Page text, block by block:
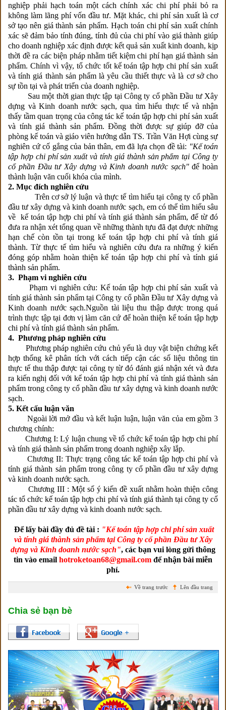
nghiệp phải hạch toán một cách chính xác chi phí phải bỏ ra
không làm lãng phí vốn đầu tư. Mặt khác, chi phí sản xuất là cơ
sở tạo nên giá thành sản phẩm. Hạch toán chi phí sản xuất chính
xác sẽ đảm bảo tính đúng, tính đủ của chi phí vào giá thành giúp
cho doanh nghiệp xác định được kết quả sản xuất kinh doanh, kịp
thời đề ra các biện pháp nhằm tiết kiệm chi phí hạn giá thành sản
phẩm. Chính vì vậy, tổ chức tốt kế toán tập hợp chi phí sản xuất
và tính giá thành sản phẩm là yêu cầu thiết thực và là cơ sở cho
sự tồn tại và phát triển của doanh nghiệp.
Sau một thời gian thực tập tại Công ty cổ phần Đầu tư Xây
dựng và Kinh doanh nước sạch, qua tìm hiểu thực tế và nhận
thấy tầm quan trọng của công tác kế toán tập hợp chi phí sản xuất
và tính giá thành sản phẩm. Đồng thời được sự giúp đỡ của
phòng kế toán và giáo viên hướng dẫn TS. Trần Văn Hợi cùng sự
nghiên cứ cố gắng của bản thân, em đã lựa chọn đề tài: "Kế toán
tập hợp chi phí sản xuất và tính giá thành sản phẩm tại Công ty
cổ phần Đầu tư Xây dựng và Kinh doanh nước sạch"để hoàn
thành luận văn cuối khóa của mình.
2. Mục đích nghiên cứu
Trên cơ sở lý luận và thực tế tìm hiểu tại công ty cổ phần
đầu tư xây dựng và kinh doanh nước sạch, em có thể tìm hiểu sâu
về kế toán tập hợp chi phí và tính giá thành sản phẩm, để từ đó
đưa ra nhận xét tổng quan về những thành tựu đã đạt được những
hạn chế còn tồn tại trong kế toán tập hợp chi phí và tính giá
thành. Từ thực tế tìm hiểu và nghiên cứu đưa ra những ý kiến
đóng góp nhằm hoàn thiện kế toán tập hợp chi phí và tính giá
thành sản phẩm.
3. Phạm vi nghiên cứu
Phạm vi nghiên cứu: Kế toán tập hợp chi phí sản xuất và
tính giá thành sản phẩm tại Công ty cổ phần Đầu tư Xây dựng và
Kinh doanh nước sạch.Nguồn tài liệu thu thập được trong quá
trình thực tập tại đơn vị làm căn cứ để hoàn thiện kế toán tập hợp
chi phí và tính giá thành sản phẩm.
4. Phương pháp nghiên cứu
Phương pháp nghiên cứu chủ yếu là duy vật biện chứng kết
hợp thống kê phân tích với cách tiếp cận các số liệu thông tin
thực tế thu thập được tại công ty từ đó đánh giá nhận xét và đưa
ra kiến nghị đối với kế toán tập hợp chi phí và tính giá thành sản
phẩm trong công ty cổ phần đầu tư xây dựng và kinh doanh nước
sạch.
5. Kết cấu luận văn
Ngoài lời mở đầu và kết luận luận, luận văn của em gồm 3
chương chính:
Chương I: Lý luận chung về tổ chức kế toán tập hợp chi phí
và tính giá thành sản phẩm trong doanh nghiệp xây lắp.
Chương II: Thực trạng công tác kế toán tập hợp chi phí và
tính giá thành sản phẩm trong công ty cổ phần đầu tư xây dựng
và kinh doanh nước sạch.
Chương III : Một số ý kiến đề xuất nhằm hoàn thiện công
tác tổ chức kế toán tập hợp chi phí và tính giá thành tại công ty cổ
phần đầu tư xây dựng và kinh doanh nước sạch.
Để lấy bài đầy đủ đề tài : "Kế toán tập hợp chi phí sản xuất
và tính giá thành sản phẩm tại Công ty cổ phần Đầu tư Xây
dựng và Kinh doanh nước sạch", các bạn vui lòng gửi thông
tin vào email hotroketoan68@gmail.com để nhận bài miễn
phí.
Lên đầu trang
Về trang trước
Chia sẻ bạn bè